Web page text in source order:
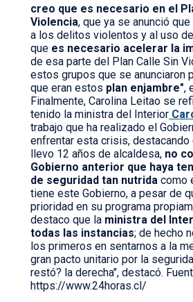
creo que es necesario en el
Violencia, que ya se anunció
a los delitos violentos y al uso
que es necesario acelerar la
de esa parte del Plan Calle Sin
estos grupos que se anunciaron
que eran estos plan enjambre",
Finalmente, Carolina Leitao se
tenido la ministra del Interior
trabajo que ha realizado el
enfrentar esta crisis, destacando
llevo 12 años de alcaldesa, no
Gobierno anterior que haya
de seguridad tan nutrida como
tiene este Gobierno, a pesar de
prioridad en su programa
destaco que la ministra del
todas las instancias; de hecho
los primeros en sentarnos a la
gran pacto unitario por la
restó? la derecha", destacó.
https://www.24horas.cl/